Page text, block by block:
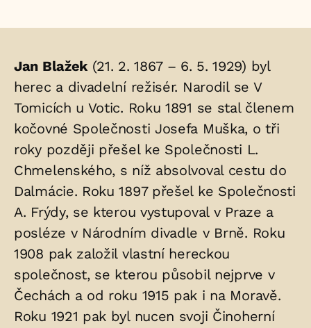
Životopis
osoby/osob
uložených
v
hrobu:
Jan Blažek(21. 2. 1867 – 6. 5. 1929) byl
herec a divadelní režisér. Narodil se V
Tomicích u Votic. Roku 1891 se stal členem
kočovné Společnosti Josefa Muška, o tři
roky později přešel ke Společnosti L.
Chmelenského, s níž absolvoval cestu do
Dalmácie. Roku 1897 přešel ke Společnosti
A. Frýdy, se kterou vystupoval v Praze a
posléze v Národním divadle v Brně. Roku
1908 pak založil vlastní hereckou
společnost, se kterou působil nejprve v
Čechách a od roku 1915 pak i na Moravě.
Roku 1921 pak byl nucen svoji Činoherní